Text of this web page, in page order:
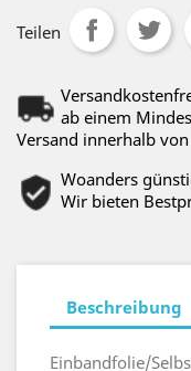
Teilen
ab einem
Versand innerhalb
Woanders
Wir bieten
Beschreibung
Einbandfolie/